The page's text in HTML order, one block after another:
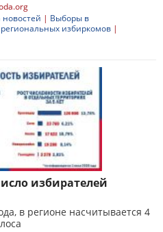
| Выборы в
избиркомов |
избирателей
в регионе насчитывается 4